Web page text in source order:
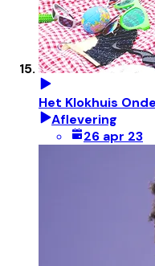
Het Klokhuis
Aflevering
26 apr 23